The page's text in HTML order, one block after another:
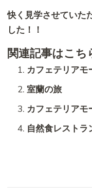
快く見学させていた
した！！
関連記事はこち
カフェテリアモ
室蘭の旅
カフェテリアモ
自然食レストラ